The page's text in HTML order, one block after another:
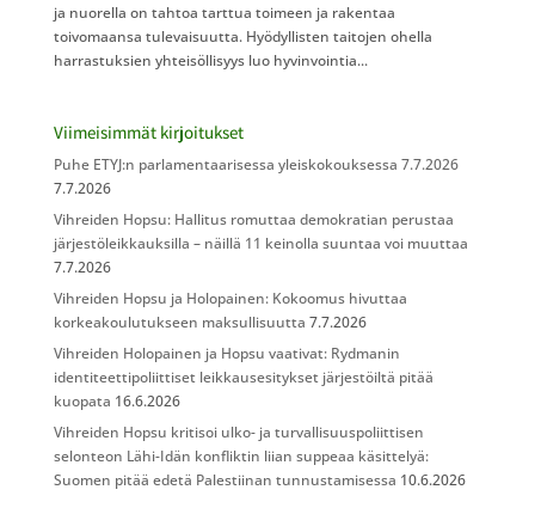
ja nuorella on tahtoa tarttua toimeen ja rakentaa
toivomaansa tulevaisuutta. Hyödyllisten taitojen ohella
harrastuksien yhteisöllisyys luo hyvinvointia...
Viimeisimmät kirjoitukset
Puhe ETYJ:n parlamentaarisessa yleiskokouksessa 7.7.2026
7.7.2026
Vihreiden Hopsu: Hallitus romuttaa demokratian perustaa
järjestöleikkauksilla – näillä 11 keinolla suuntaa voi muuttaa
7.7.2026
Vihreiden Hopsu ja Holopainen: Kokoomus hivuttaa
korkeakoulutukseen maksullisuutta 7.7.2026
Vihreiden Holopainen ja Hopsu vaativat: Rydmanin
identiteettipoliittiset leikkausesitykset järjestöiltä pitää
kuopata 16.6.2026
Vihreiden Hopsu kritisoi ulko- ja turvallisuuspoliittisen
selonteon Lähi-Idän konfliktin liian suppeaa käsittelyä:
Suomen pitää edetä Palestiinan tunnustamisessa 10.6.2026